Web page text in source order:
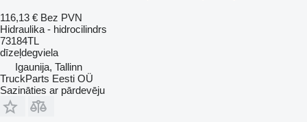
116,13 € Bez PVN
Hidraulika - hidrocilindrs
73184TL
dīzeļdegviela
Igaunija, Tallinn
TruckParts Eesti OÜ
Sazināties ar pārdevēju